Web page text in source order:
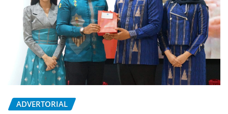
ADVERTORIAL